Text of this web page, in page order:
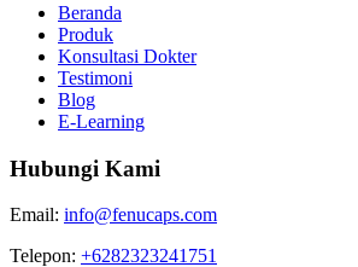
Beranda
Produk
Konsultasi Dokter
Testimoni
Blog
E-Learning
Hubungi Kami
Email: info@fenucaps.com
Telepon: +6282323241751